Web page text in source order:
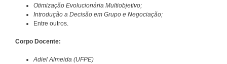
Otimização Evolucionária Multiobjetivo;
Introdução a Decisão em Grupo e Negociação;
Entre outros.
Corpo Docente:
Adiel Almeida (UFPE)